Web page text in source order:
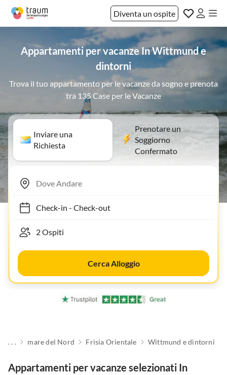
Diventa un ospite
Appartamenti per vacanze In Wittmund e
dintorni
Trova il tuo appartamento per le vacanze da sogno e prenota
tra 135 Case per le Vacanze
Inviare una
Richiesta
Prenotare un
Soggiorno
Confermato
Check-in- Check-out
Cerca Alloggio
. . . mare del Nord Frisia Orientale Wittmund e dintorni
Appartamenti per vacanze selezionati In